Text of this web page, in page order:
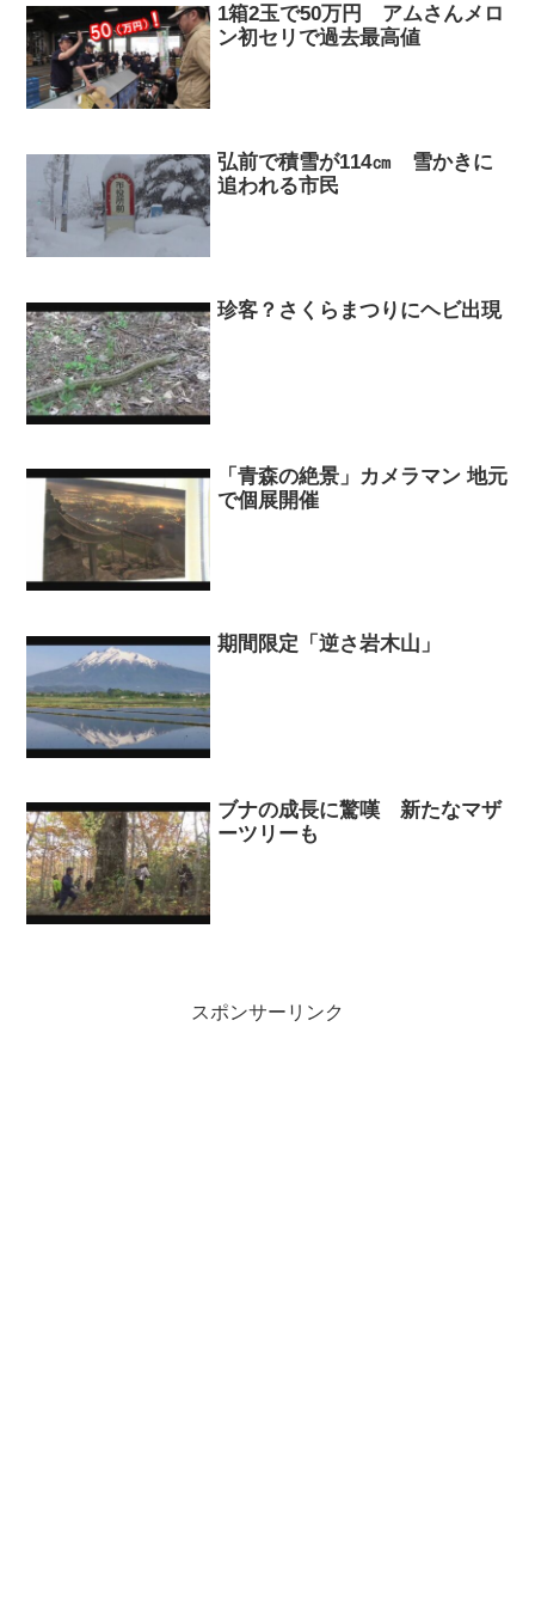
1箱2玉で50万円 アムさんメロ
ン初セリで過去最高値
弘前で積雪が114㎝ 雪かきに
追われる市民
珍客？さくらまつりにヘビ出現
「青森の絶景」カメラマン 地元
で個展開催
期間限定「逆さ岩木山」
ブナの成長に驚嘆 新たなマザ
ーツリーも
スポンサーリンク